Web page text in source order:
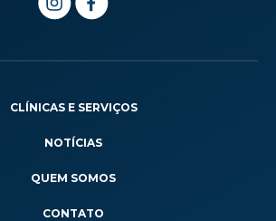
CLÍNICAS E SERVIÇOS
NOTÍCIAS
QUEM SOMOS
CONTATO